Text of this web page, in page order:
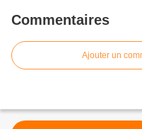
Commentaires
Ajouter un